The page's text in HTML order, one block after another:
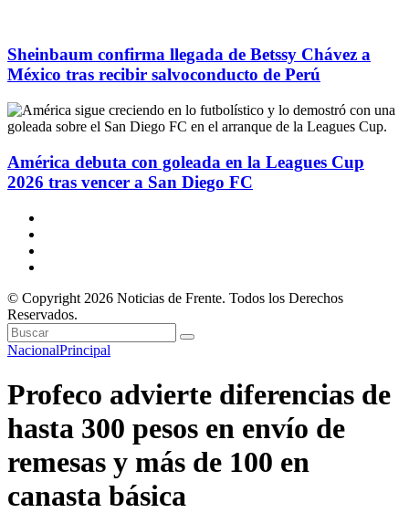
Sheinbaum confirma llegada de Betssy Chávez a
México tras recibir salvoconducto de Perú
América debuta con goleada en la Leagues Cup
2026 tras vencer a San Diego FC
© Copyright 2026 Noticias de Frente. Todos los Derechos
Reservados.
NacionalPrincipal
Profeco advierte diferencias de
hasta 300 pesos en envío de
remesas y más de 100 en
canasta básica